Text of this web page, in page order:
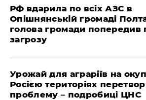
РФ вдарила по всіх АЗС в
Опішнянській громаді
голова громади попередив
загрозу
Урожай для аграріїв на
Росією територіях
проблему – подробиці ЦНС